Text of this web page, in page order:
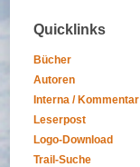
Quicklinks
Bücher
Autoren
Interna / Kommentar
Leserpost
Logo-Download
Trail-Suche